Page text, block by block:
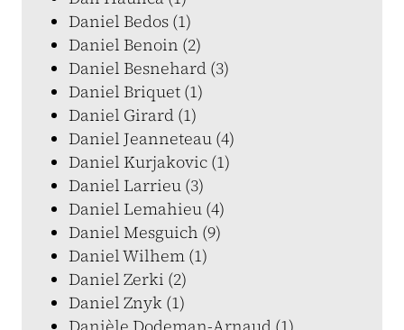
Daniel Bedos (1)
Daniel Benoin (2)
Daniel Besnehard (3)
Daniel Briquet (1)
Daniel Girard (1)
Daniel Jeanneteau (4)
Daniel Kurjakovic (1)
Daniel Larrieu (3)
Daniel Lemahieu (4)
Daniel Mesguich (9)
Daniel Wilhem (1)
Daniel Zerki (2)
Daniel Znyk (1)